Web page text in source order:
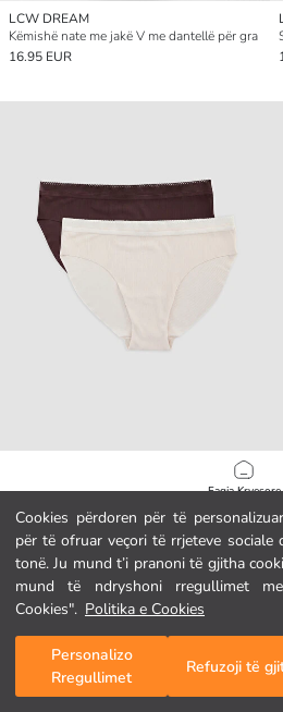
Cookies përdoren për të
për të ofruar veçori të rrjeteve sociale
tonë. Ju mund t’i pranoni të gjitha
mund të ndryshoni rregullimet
Cookies". Politika e Cookies
Personalizo
Rregullimet
Refuzoji të
Faqja Kryesore
Kategoritë
Shporta Ime
LCW DREAM
Këmishë nate me jakë V me dantellë për gra
16.95 EUR
Të brendshme bikini me brinjë dhe detaje me sythe, paketë me 2 copë
6.95 EUR